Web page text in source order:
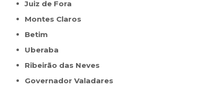
Juiz de Fora
Montes Claros
Betim
Uberaba
Ribeirão das Neves
Governador Valadares